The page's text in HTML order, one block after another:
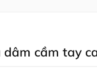
dâm cầm tay